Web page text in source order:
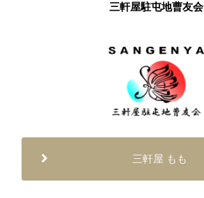
三軒屋駐屯地曹友会
三軒屋 もも